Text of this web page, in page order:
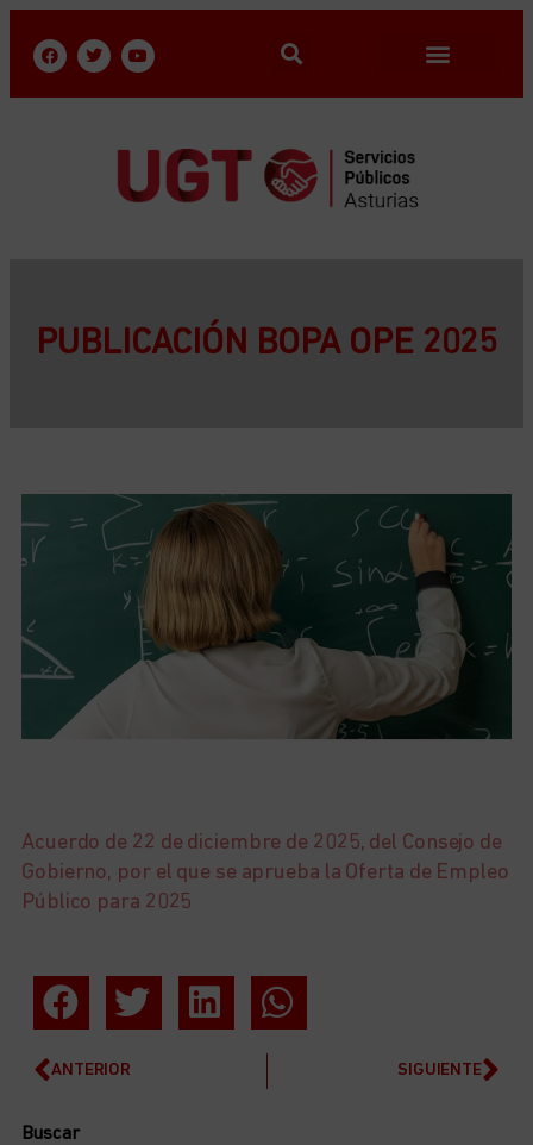
PUBLICACIÓN BOPA OPE 2025
Acuerdo de 22 de diciembre de 2025, del Consejo de
Gobierno, por el que se aprueba la Oferta de Empleo
Público para 2025
ANTERIOR SIGUIENTE
Buscar